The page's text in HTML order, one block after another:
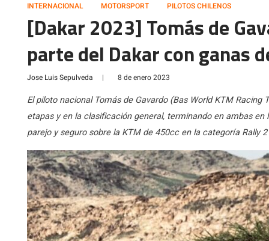
INTERNACIONAL MOTORSPORT PILOTOS CHILENOS
[Dakar 2023] Tomás de
parte del Dakar con ganas
Jose Luis Sepulveda | 8 de enero 2023
El piloto nacional Tomás de Gavardo (Bas World KTM
etapas y en la clasificación general, terminando en ambas
parejo y seguro sobre la KTM de 450cc en la categoría Rally